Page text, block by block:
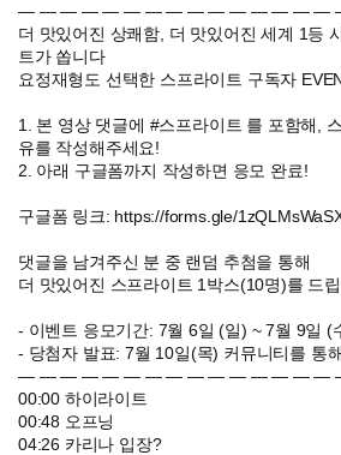
― ― ― ― ― ― ― ― ― ― ― ― ― ― ―
더 맛있어진 상쾌함, 더 맛있어진 세계 1등
트가 쏩니다
요정재형도 선택한 스프라이트 구독자
1. 본 영상 댓글에 #스프라이트 를 포함해,
유를 작성해주세요!
2. 아래 구글폼까지 작성하면 응모 완료!
구글폼 링크: https://forms.gle/
댓글을 남겨주신 분 중 랜덤 추첨을 통해
더 맛있어진 스프라이트 1박스(10명)를 드
- 이벤트 응모기간: 7월 6일 (일) ~ 7월 9일 (
- 당첨자 발표: 7월 10일(목) 커뮤니티를 통
― ― ― ― ― ― ― ― ― ― ― ― ― ― ―
00:00 하이라이트
00:48 오프닝
04:26 카리나 입장?